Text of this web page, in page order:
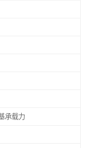
承载力